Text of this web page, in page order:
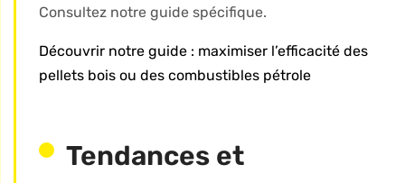
Consultez notre guide spécifique.
Découvrir notre guide : maximiser l’efficacité des
pellets bois ou des combustibles pétrole
Tendances et